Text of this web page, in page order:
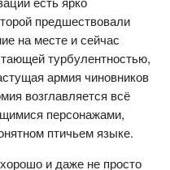
предшествовали
на месте и сейчас
турбулентностью,
армия чиновников
возглавляется всё
персонажами,
птичьем языке.
и даже не просто